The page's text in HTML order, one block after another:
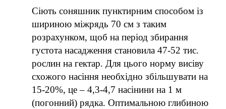
Сіють соняшник пунктирним способом із
шириною міжрядь 70 см з таким
розрахунком, щоб на період збирання
густота насадження становила 47-52 тис.
рослин на гектар. Для цього норму висіву
схожого насіння необхідно збільшувати на
15-20%, це – 4,3-4,7 насінини на 1 м
(погонний) рядка. Оптимальною глибиною